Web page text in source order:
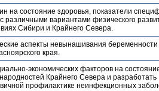
на состояние здоровья, показатели
различными вариантами физического
Сибири и Крайнего Севера.
аспекты невынашивания беременности
края.
экономических факторов на
Крайнего Севера и разработать
профилактике неинфекционных